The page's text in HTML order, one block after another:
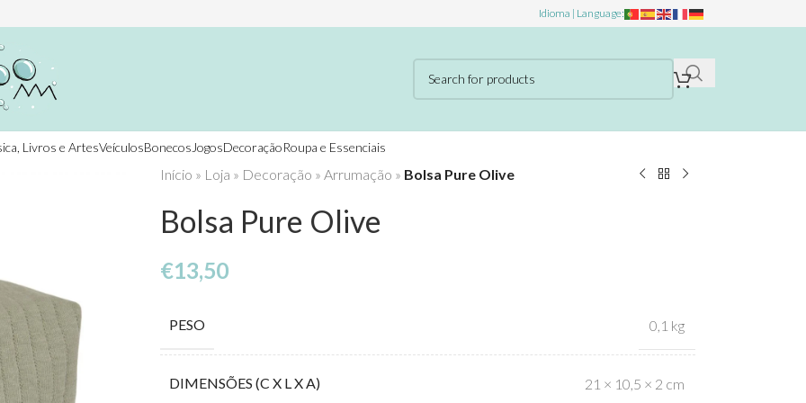
Idioma | Language:
Livros e ArtesVeículosBonecos JogosDecoraçãoRoupa e Essenciais
Início » Loja » Decoração » Arrumação » Bolsa Pure Olive
Bolsa Pure Olive
€13,50
PESO 0,1 kg
DIMENSÕES (C X L X A) 21 × 10,5 × 2 cm